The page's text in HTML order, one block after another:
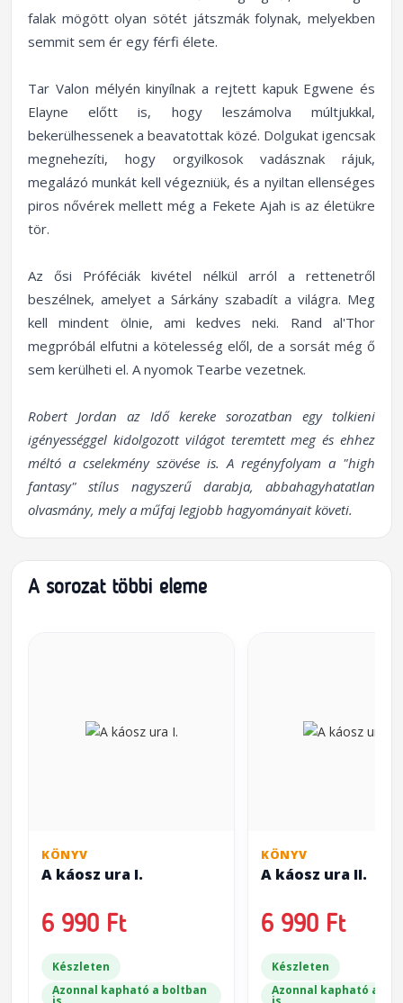
falak mögött olyan sötét játszmák folynak, melyekben
semmit sem ér egy férfi élete.
Tar Valon mélyén kinyílnak a rejtett kapuk Egwene és
Elayne előtt is, hogy leszámolva múltjukkal,
bekerülhessenek a beavatottak közé. Dolgukat igencsak
megnehezíti, hogy orgyilkosok vadásznak rájuk,
megalázó munkát kell végezniük, és a nyiltan ellenséges
piros nővérek mellett még a Fekete Ajah is az életükre
tör.
Az ősi Próféciák kivétel nélkül arról a rettenetről
beszélnek, amelyet a Sárkány szabadít a világra. Meg
kell mindent ölnie, ami kedves neki. Rand al'Thor
megpróbál elfutni a kötelesség elől, de a sorsát még ő
sem kerülheti el. A nyomok Tearbe vezetnek.
Robert Jordan az Idő kereke sorozatban egy tolkieni
igényességgel kidolgozott világot teremtett meg és ehhez
méltó a cselekmény szövése is. A regényfolyam a "high
fantasy" stílus nagyszerű darabja, abbahagyhatatlan
olvasmány, mely a műfaj legjobb hagyományait követi.
A sorozat többi eleme
KÖNYV
A káosz ura I.
6 990 Ft
Készleten
Azonnal kapható a boltban
KÖNYV
A káosz ura II.
6 990 Ft
Készleten
Azonnal kapható a